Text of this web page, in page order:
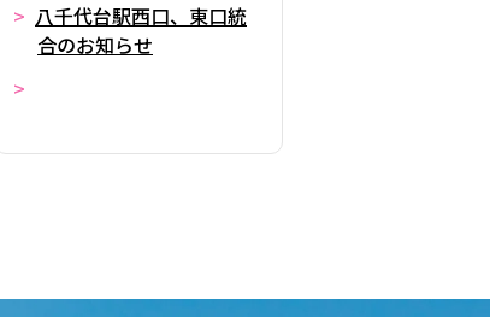
八千代台駅西口、東口統
合のお知らせ